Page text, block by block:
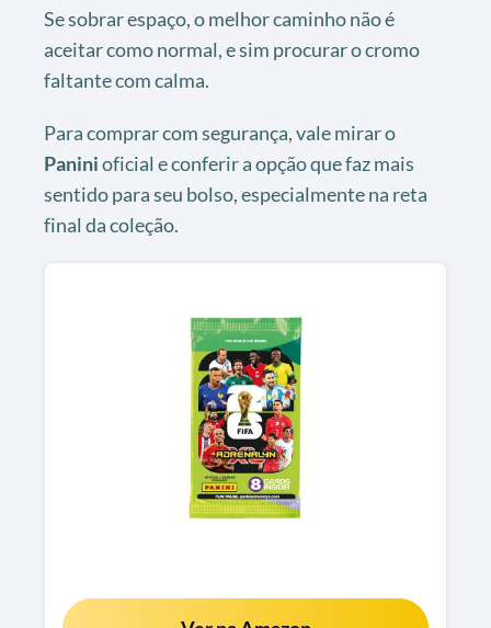
Se sobrar espaço, o melhor caminho não é
aceitar como normal, e sim procurar o cromo
faltante com calma.
Para comprar com segurança, vale mirar o
Paninioficial e conferir a opção que faz mais
sentido para seu bolso, especialmente na reta
final da coleção.